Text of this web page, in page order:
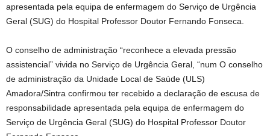
apresentada pela equipa de enfermagem do Serviço de Urgência
Geral (SUG) do Hospital Professor Doutor Fernando Fonseca.
O conselho de administração “reconhece a elevada pressão
assistencial” vivida no Serviço de Urgência Geral, “num O conselho
de administração da Unidade Local de Saúde (ULS)
Amadora/Sintra confirmou ter recebido a declaração de escusa de
responsabilidade apresentada pela equipa de enfermagem do
Serviço de Urgência Geral (SUG) do Hospital Professor Doutor